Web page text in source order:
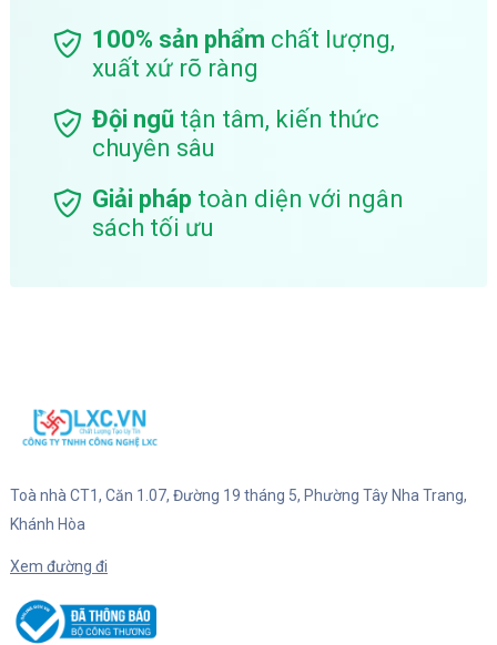
100% sản phẩm chất lượng,
xuất xứ rõ ràng
Đội ngũ tận tâm, kiến thức
chuyên sâu
Giải pháp toàn diện với ngân
sách tối ưu
Toà nhà CT1, Căn 1.07, Đường 19 tháng 5, Phường Tây Nha Trang,
Khánh Hòa
Xem đường đi